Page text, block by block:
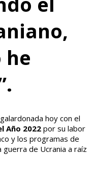
he
hoy con el
Año 2022 por su labor
y los programas de
guerra de Ucrania a raíz